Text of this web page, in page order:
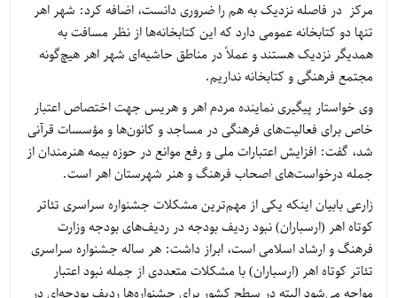
مرکز در فاصله نزدیک به هم را ضروری دانست، اضافه کرد: شهر اهر
تنها دو کتابخانه عمومی دارد که این کتابخانه‌ها از نظر مسافت به
همدیگر نزدیک هستند و عملاً در مناطق حاشیه‌ای شهر اهر هیچ‌گونه
مجتمع فرهنگی و کتابخانه نداریم.
وی خواستار پیگیری نماینده مردم اهر و هریس جهت اختصاص اعتبار
خاص برای فعالیت‌های فرهنگی در مساجد و کانون‌ها و مؤسسات قرآنی
شد، گفت: افزایش اعتبارات ملی و رفع موانع در حوزه بیمه هنرمندان از
جمله درخواست‌های اصحاب فرهنگ و هنر شهرستان اهر است.
زارعی بابیان اینکه یکی از مهم‌ترین مشکلات جشنواره سراسری تئاتر
کوتاه اهر (ارسباران) نبود ردیف بودجه در ردیف‌های بودجه وزارت
فرهنگ و ارشاد اسلامی است، ابراز داشت: هر ساله جشنواره سراسری
تئاتر کوتاه اهر (ارسباران) با مشکلات متعددی از جمله نبود اعتبار
مواجه می‌شود البته در سطح کشور برای جشنواره‌ها ردیف بودجه‌ای در